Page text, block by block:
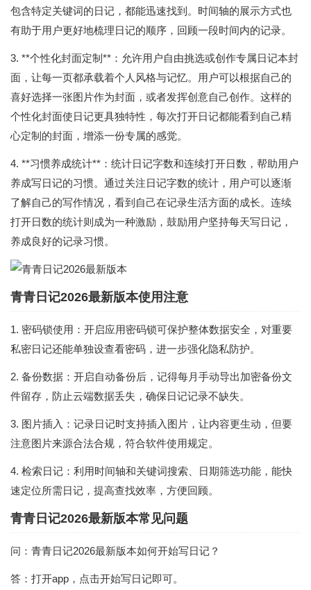
包含特定关键词的日记，都能迅速找到。时间轴的展示方式也
有助于用户更好地梳理日记的顺序，回顾一段时间内的记录。
3. **个性化封面定制**：允许用户自由挑选或创作专属日记本封
面，让每一页都承载着个人风格与记忆。用户可以根据自己的
喜好选择一张图片作为封面，或者发挥创意自己创作。这样的
个性化封面使日记更具独特性，每次打开日记都能看到自己精
心定制的封面，增添一份专属的感觉。
4. **习惯养成统计**：统计日记字数和连续打开日数，帮助用户
养成写日记的习惯。通过关注日记字数的统计，用户可以逐渐
了解自己的写作情况，看到自己在记录生活方面的成长。连续
打开日数的统计则成为一种激励，鼓励用户坚持每天写日记，
养成良好的记录习惯。
青青日记2026最新版本使用注意
1. 密码锁使用：开启应用密码锁可保护整体数据安全，对重要
私密日记还能单独设查看密码，进一步强化隐私防护。
2. 备份数据：开启自动备份后，记得每月手动导出加密备份文
件留存，防止云端数据丢失，确保日记记录不缺失。
3. 图片插入：记录日记时支持插入图片，让内容更生动，但要
注意图片来源合法合规，符合软件使用规定。
4. 检索日记：利用时间轴和关键词搜索、日期筛选功能，能快
速定位所需日记，提高查找效率，方便回顾。
青青日记2026最新版本常见问题
问：青青日记2026最新版本如何开始写日记？
答：打开app，点击开始写日记即可。